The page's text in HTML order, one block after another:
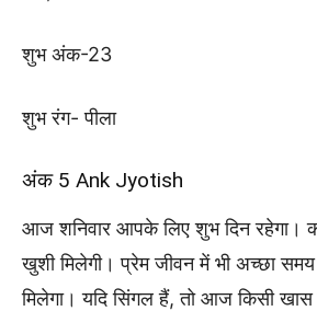
शुभ अंक-23
शुभ रंग- पीला
अंक 5 Ank Jyotish
आज शनिवार आपके लिए शुभ दिन रहेगा।
खुशी मिलेगी। प्रेम जीवन में भी अच्छा
मिलेगा। यदि सिंगल हैं, तो आज किसी खास